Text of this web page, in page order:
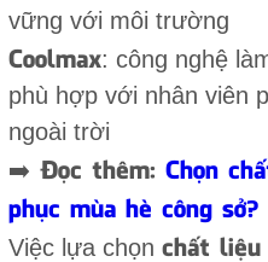
vững với môi trường
Coolmax: công nghệ
phù hợp với nhân viên
ngoài trời
➡️ Đọc thêm: Chọn
phục mùa hè công sở?
Việc lựa chọn chất liệu